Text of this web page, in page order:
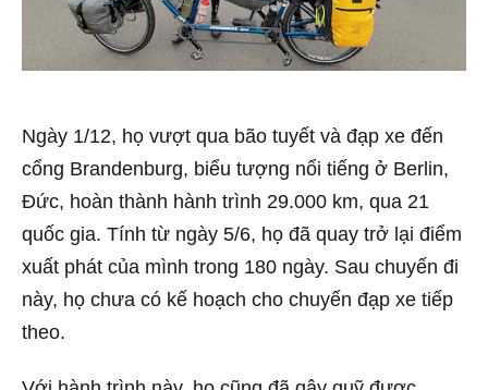
Ngày 1/12, họ vượt qua bão tuyết và đạp xe đến
cổng Brandenburg, biểu tượng nổi tiếng ở Berlin,
Đức, hoàn thành hành trình 29.000 km, qua 21
quốc gia. Tính từ ngày 5/6, họ đã quay trở lại điểm
xuất phát của mình trong 180 ngày. Sau chuyến đi
này, họ chưa có kế hoạch cho chuyến đạp xe tiếp
theo.